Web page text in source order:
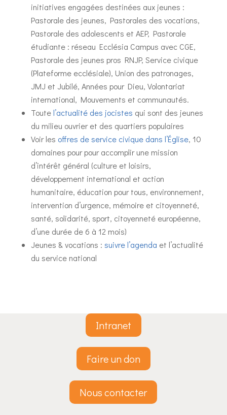
initiatives engagées destinées aux jeunes :
Pastorale des jeunes, Pastorales des vocations,
Pastorale des adolescents et AEP, Pastorale
étudiante : réseau Ecclésia Campus avec CGE,
Pastorale des jeunes pros RNJP, Service civique
(Plateforme ecclésiale), Union des patronages,
JMJ et Jubilé, Années pour Dieu, Volontariat
international, Mouvements et communautés.
Toutel’actualité des jocistes qui sont des jeunes
du milieu ouvrier et des quartiers populaires
Voir les offres de service civique dans l’Église, 10
domaines pour pour accomplir une mission
d’intérêt général (culture et loisirs,
développement international et action
humanitaire, éducation pour tous, environnement,
intervention d’urgence, mémoire et citoyenneté,
santé, solidarité, sport, citoyenneté européenne,
d’une durée de 6 à 12 mois)
Jeunes & vocations : suivre l’agenda et l’actualité
du service national
Intranet
Faire un don
Nous contacter